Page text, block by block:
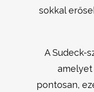
sokkal
A Sudeck-
pontosan,